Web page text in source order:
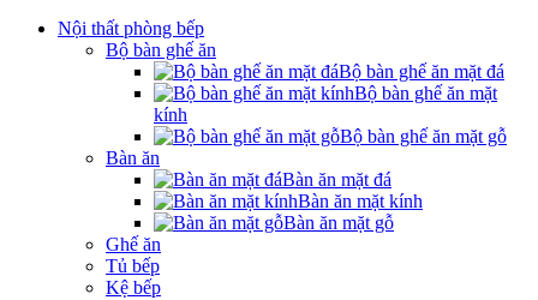
Nội thất phòng bếp
Bộ bàn ghế ăn
Bộ bàn ghế ăn mặt đá
Bộ bàn ghế ăn mặt
kính
Bộ bàn ghế ăn mặt gỗ
Bàn ăn
Bàn ăn mặt đá
Bàn ăn mặt kính
Bàn ăn mặt gỗ
Ghế ăn
Tủ bếp
Kệ bếp